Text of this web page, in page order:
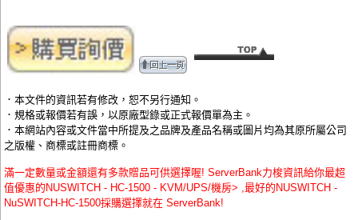
．本文件的資訊若有修改，恕不另行通知。
．規格或報價若有誤，以原廠型錄或正式報價單為主。
．本網站內容或文件當中所提及之品牌及產品名稱或圖片均為其原所屬公司
之版權、商標或註冊商標。
滿一定數量或金額還有多款贈品可供選擇喔! ServerBank力梭資訊給你最超
值優惠的NUSWITCH - HC-1500 - KVM/UPS/機房> ,最好的NUSWITCH -
NuSWITCH-HC-1500採購選擇就在 ServerBank!